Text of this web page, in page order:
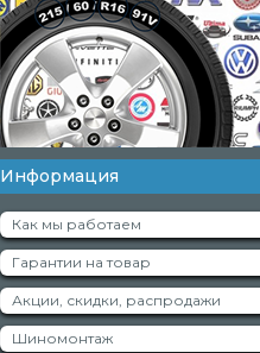
Информация
Как мы работаем
Гарантии на товар
Акции, скидки, распродажи
Шиномонтаж